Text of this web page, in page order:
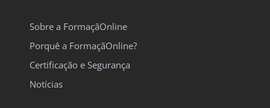
Sobre a FormaçãOnline
Porquê a FormaçãOnline?
Certificação e Segurança
Notícias